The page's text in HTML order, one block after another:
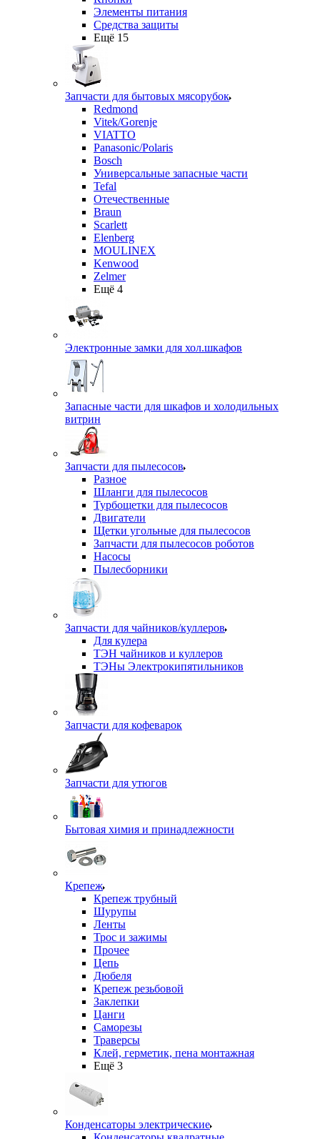
Элементы питания
Средства защиты
Ещё 15
Запчасти для бытовых мясорубок
Redmond
Vitek/Gorenje
VIATTO
Panasonic/Polaris
Bosch
Универсальные запасные части
Tefal
Отечественные
Braun
Scarlett
Elenberg
MOULINEX
Kenwood
Zelmer
Ещё 4
Электронные замки для хол.шкафов
Запасные части для шкафов и холодильных
витрин
Запчасти для пылесосов
Разное
Шланги для пылесосов
Турбощетки для пылесосов
Двигатели
Щетки угольные для пылесосов
Запчасти для пылесосов роботов
Насосы
Пылесборники
Запчасти для чайников/куллеров
Для кулера
ТЭН чайников и куллеров
ТЭНы Электрокипятильников
Запчасти для кофеварок
Запчасти для утюгов
Бытовая химия и принадлежности
Крепеж
Крепеж трубный
Шурупы
Ленты
Трос и зажимы
Прочее
Цепь
Дюбеля
Крепеж резьбовой
Заклепки
Цанги
Саморезы
Траверсы
Клей, герметик, пена монтажная
Ещё 3
Конденсаторы электрические